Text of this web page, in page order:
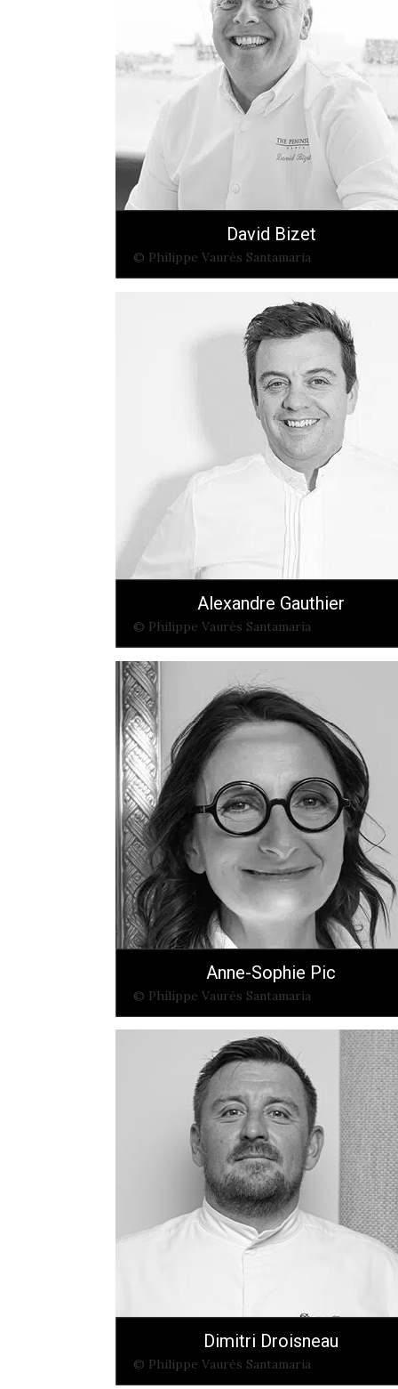
David Bizet
© Philippe Vaurès Santamaria
Alexandre Gauthier
© Philippe Vaurès Santamaria
Anne-Sophie Pic
© Philippe Vaurès Santamaria
Dimitri Droisneau
© Philippe Vaurès Santamaria